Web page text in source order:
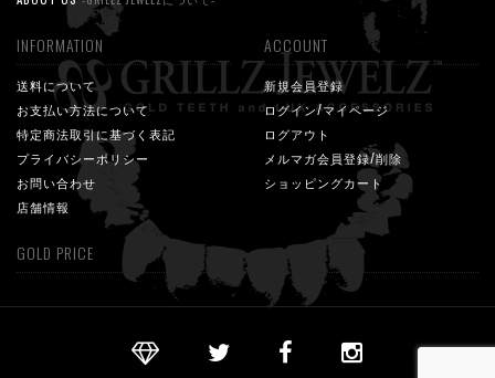
INFORMATION
送料について
お支払い方法について
特定商法取引に基づく表記
プライバシーポリシー
お問い合わせ
店舗情報
ACCOUNT
新規会員登録
ログイン/マイページ
ログアウト
メルマガ会員登録/削除
ショッピングカート
GOLD PRICE